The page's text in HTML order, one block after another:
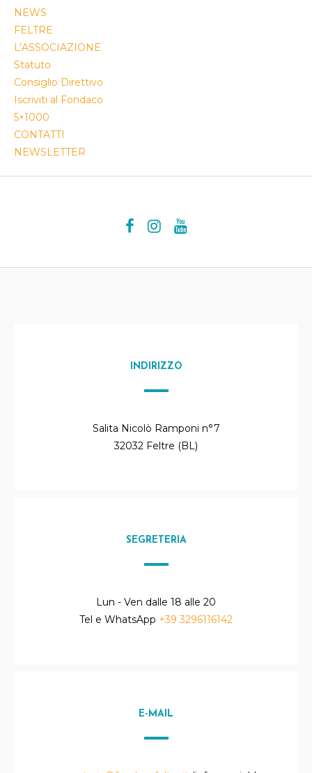
NEWS
FELTRE
L’ASSOCIAZIONE
Statuto
Consiglio Direttivo
Iscriviti al Fondaco
5×1000
CONTATTI
NEWSLETTER
INDIRIZZO
Salita Nicolò Ramponi n°7
32032 Feltre (BL)
SEGRETERIA
Lun - Ven dalle 18 alle 20
Tel e WhatsApp +39 3296116142
E-MAIL